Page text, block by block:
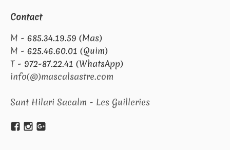
Contact
M - 685.34.19.59 (Mas)
M - 625.46.60.01 (Quim)
T - 972-87.22.41 (WhatsApp)
info(@)mascalsastre.com
Sant Hilari Sacalm - Les Guilleries